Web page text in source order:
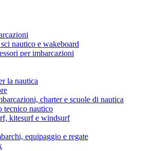
nautico e wakeboard
per imbarcazioni
la nautica
charter e scuole di nautica
tecnico nautico
kitesurf e windsurf
equipaggio e regate